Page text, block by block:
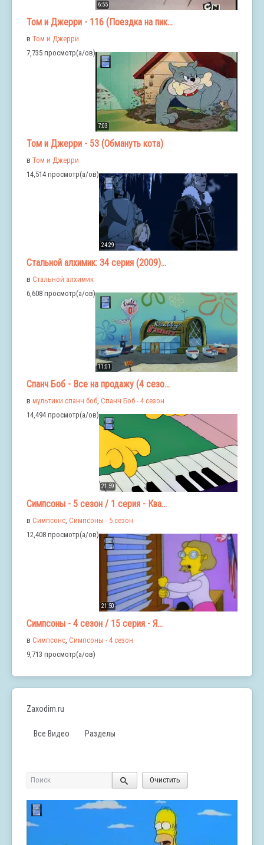
6:55
Том и Джерри - 116 (Поездка на пик...
в Том и Джерри
7,735 просмотр(а/ов)
7:03
Том и Джерри - 53 (Обмануть кота)
в Том и Джерри
14,514 просмотр(а/ов)
24:29
Стальной алхимик: 34 серия (2009)...
в Стальной алхимик
6,608 просмотр(а/ов)
11:01
Спанч Боб - Все на продажу (4 сезо...
в мультики спанч боб, Спанч Боб - 4 сезон
14,494 просмотр(а/ов)
21:59
Симпсоны - 5 сезон / 1 серия - Ква...
в Симпсонс, Симпсоны - 5 сезон
12,408 просмотр(а/ов)
21:50
Симпсоны - 4 сезон / 15 серия - Я...
в Симпсонс Симпсоны - 4 сезон
9,713 просмотр(а/ов)
Zaxodim.ru
Все Видео Разделы
Поиск Очистить